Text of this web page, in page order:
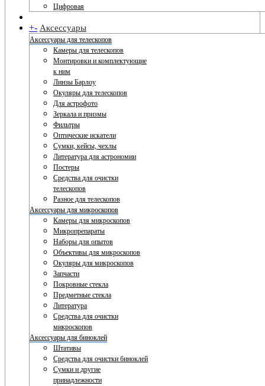
Цифровая
+- Аксессуары
Аксессуары для телескопов
Камеры для телескопов
Монтировки и комплектующие
к ним
Линзы Барлоу
Окуляры для телескопов
Для астрофото
Зеркала и призмы
Фильтры
Оптические искатели
Сумки, кейсы, чехлы
Литература для астрономии
Постеры
Средства для очистки
телескопов
Разное для телескопов
Аксессуары для микроскопов
Камеры для микроскопов
Микропрепараты
Наборы для опытов
Объективы для микроскопов
Окуляры для микроскопов
Запчасти
Покровные стекла
Предметные стекла
Литература
Средства для очистки
микроскопов
Аксессуары для биноклей
Штативы
Средства для очистки биноклей
Сумки и другие
принадлежности